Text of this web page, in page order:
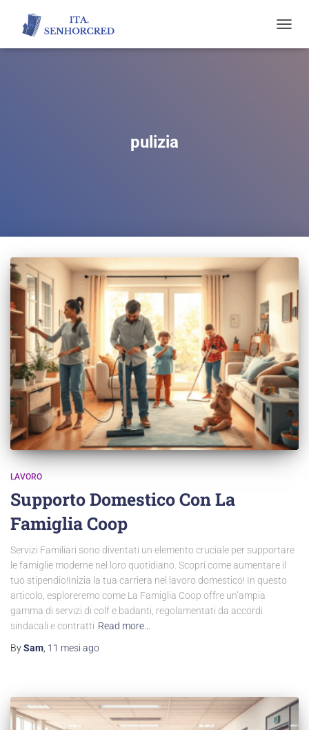
pulizia
LAVORO
Supporto Domestico Con La
Famiglia Coop
Servizi Familiari sono diventati un elemento cruciale per supportare
le famiglie moderne nel loro quotidiano. Scopri come aumentare il
tuo stipendio!Inizia la tua carriera nel lavoro domestico! In questo
articolo, esploreremo come La Famiglia Coop offre un’ampia
gamma di servizi di colf e badanti, regolamentati da accordi
sindacali e contratti Read more…
BySam 11 mesi ago